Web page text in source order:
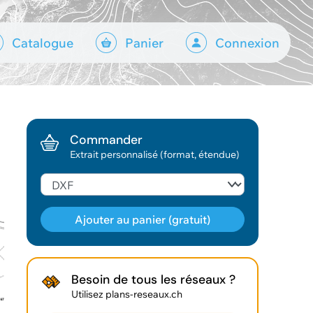
Catalogue Panier Connexion
Commander
Extrait personnalisé (format, étendue)
Ajouter au panier (gratuit)
Géodonnée ajoutée au panier !
Besoin de tous les réseaux ?
Utilisez plans-reseaux.ch